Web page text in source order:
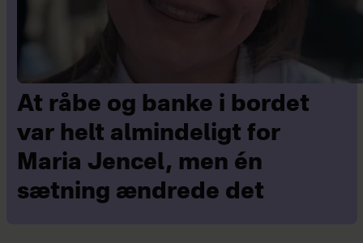
At råbe og banke i bordet
var helt almindeligt for
Maria Jencel, men én
sætning ændrede det